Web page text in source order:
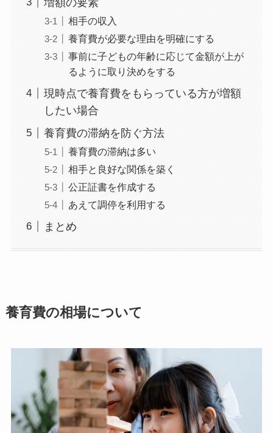
相手の収入
養育費が必要な理由を明確にする
事前に子どもの年齢に応じて金額が上が
るように取り決めをする
現時点で養育費をもらっている方が増額
したい場合
養育費の滞納を防ぐ方法
養育費の滞納は多い
相手と良好な関係を築く
公正証書を作成する
あえて調停を利用する
まとめ
養育費の相場について